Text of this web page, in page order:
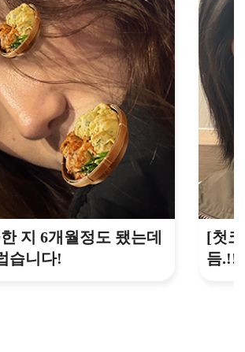
지 6개월정도 됐는데
습니다!
[첫
듬.!!!